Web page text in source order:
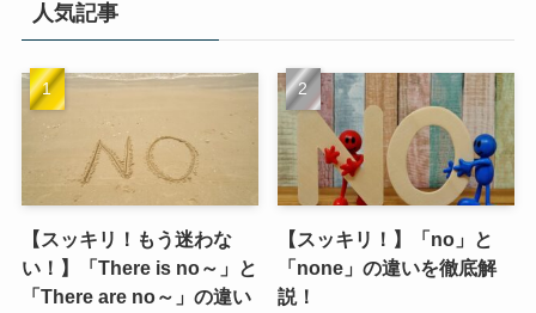
人気記事
【スッキリ！もう迷わな
い！】「There is no～」と
「There are no～」の違い
【スッキリ！】「no」と
「none」の違いを徹底解
説！